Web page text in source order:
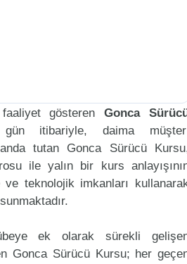
gösterenGonca
itibariyle, daima
tutan Gonca Sürücü
ile yalın bir kurs
teknolojik imkanları
ek olarak sürekli
Gonca Sürücü Kursu; her